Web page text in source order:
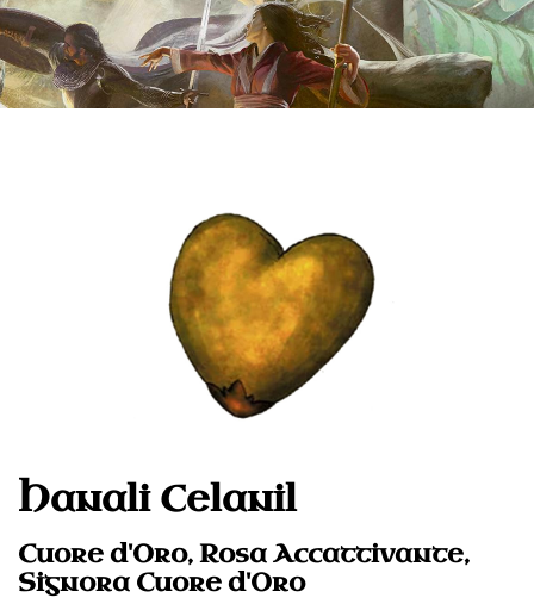
Hanali Celanil
Cuore d'Oro, Rosa Accattivante,
Signora Cuore d'Oro